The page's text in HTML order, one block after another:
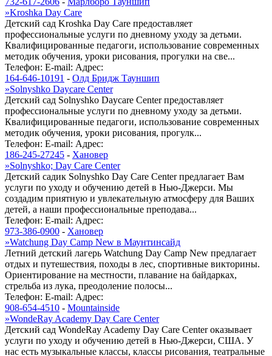
»Kroshka Day Care
Детский сад Kroshka Day Care предоставляет
профессиональные услуги по дневному уходу за детьми.
Квалифицированные педагоги, использование современных
методик обучения, уроки рисования, прогулки на све...
Телефон: E-mail: Адрес:
164-646-10191 - Олд Бридж Тауншип
»Solnyshko Daycare Center
Детский сад Solnyshko Daycare Center предоставляет
профессиональные услуги по дневному уходу за детьми.
Квалифицированные педагоги, использование современных
методик обучения, уроки рисования, прогулк...
Телефон: E-mail: Адрес:
186-245-27245 - Хановер
»Solnyshko; Day Care Center
Детский садик Solnyshko Day Care Center предлагает Вам
услуги по уходу и обучению детей в Нью-Джерси. Мы
создадим приятную и увлекательную атмосферу для Ваших
детей, а наши профессиональные преподава...
Телефон: E-mail: Адрес:
973-386-0900 - Хановер
»Watchung Day Camp New в Маунтинсайд
Летний детский лагерь Watchung Day Camp New предлагает
отдых и путешествия, походы в лес, спортивные викторины.
Ориентирование на местности, плавание на байдарках,
стрельба из лука, преодоление полосы...
Телефон: E-mail: Адрес:
908-654-4510 - Mountainside
»WondeRay Academy Day Care Center
Детский сад WondeRay Academy Day Care Center оказывает
услуги по уходу и обучению детей в Нью-Джерси, США. У
нас есть музыкальные классы, классы рисования, театральные